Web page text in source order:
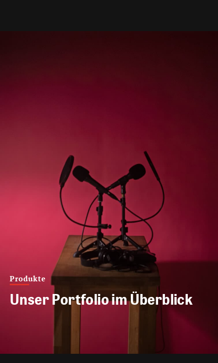
Produkte
Unser Portfolio im Überblick